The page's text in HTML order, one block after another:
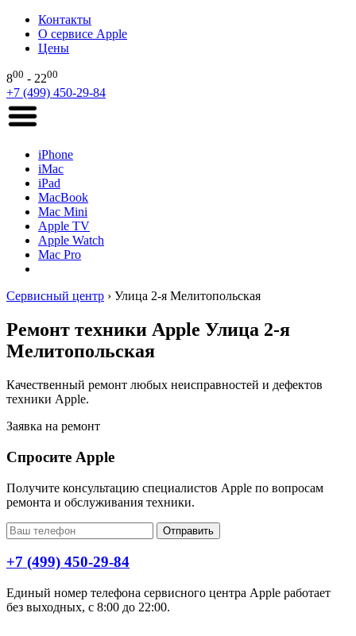
Контакты
О сервисе Apple
Цены
800 - 2200
+7 (499) 450-29-84
iPhone
iMac
iPad
MacBook
Mac Mini
Apple TV
Apple Watch
Mac Pro
Сервисный центр › Улица 2-я Мелитопольская
Ремонт техники Apple Улица 2-я
Мелитопольская
Качественный ремонт любых неисправностей и дефектов
техники Apple.
Заявка на ремонт
Спросите Apple
Получите консультацию специалистов Apple по вопросам
ремонта и обслуживания техники.
Отправить
+7 (499) 450-29-84
Единый номер телефона сервисного центра Apple работает
без выходных, с 8:00 до 22:00.